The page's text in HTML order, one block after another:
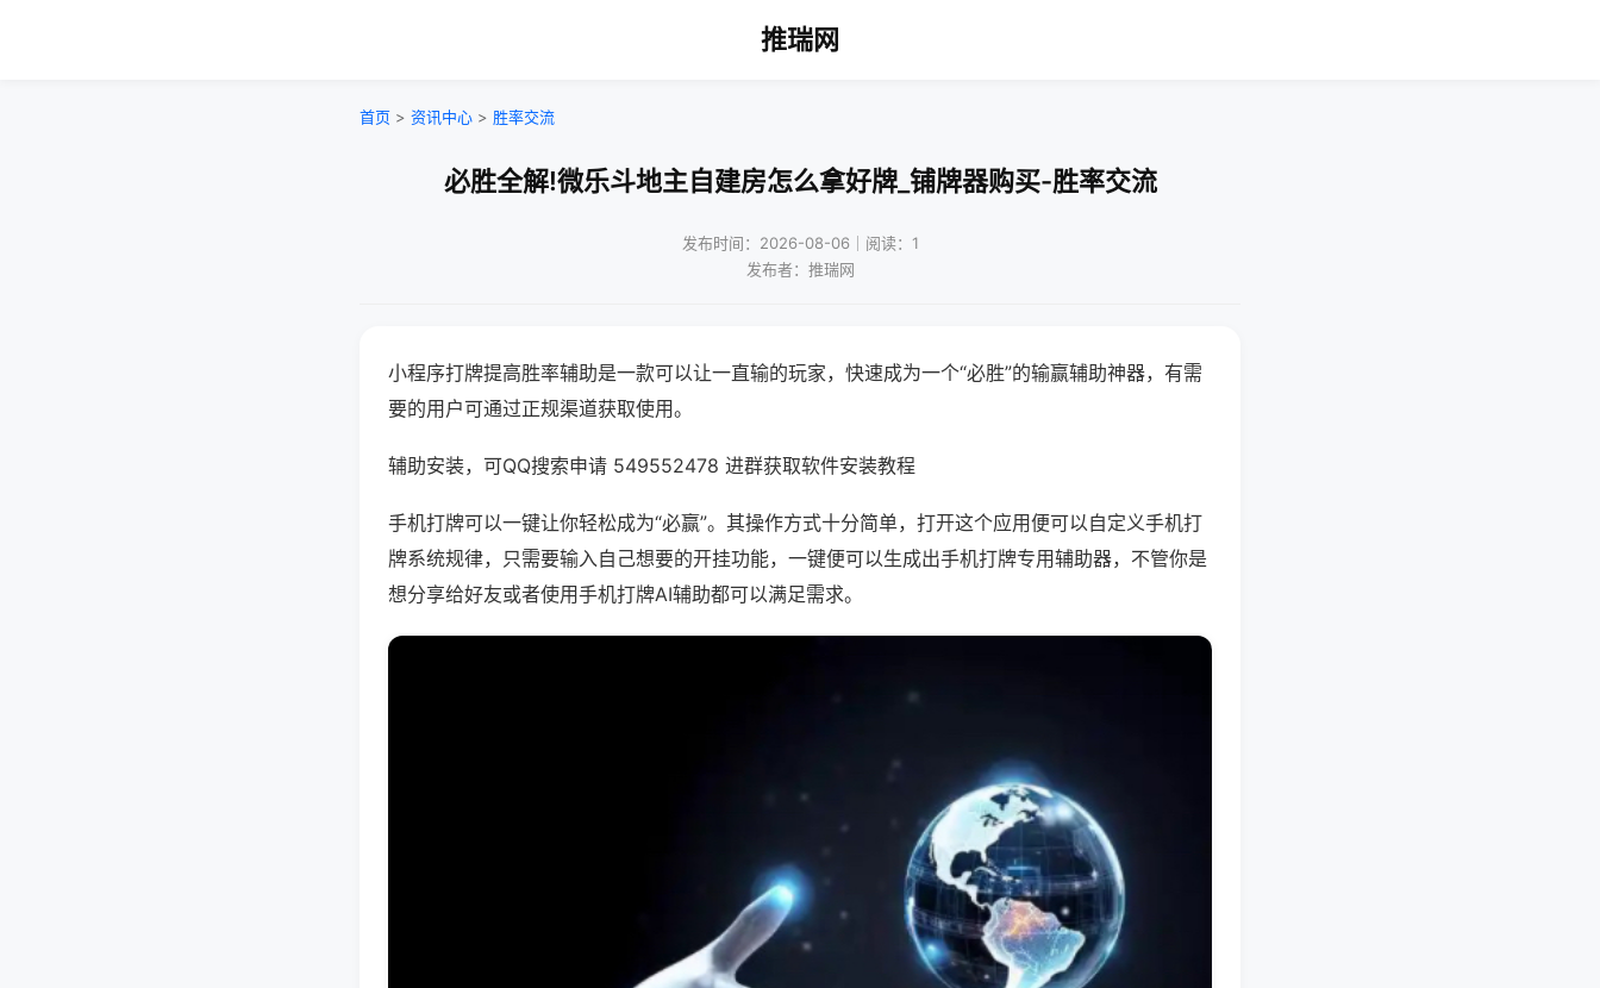
推瑞网
首页 > 资讯中心 > 胜率交流
必胜全解!微乐斗地主自建房怎么拿好牌_铺牌器购买-胜率交流
发布时间：2026-08-06｜阅读：1
发布者：推瑞网
小程序打牌提高胜率辅助是一款可以让一直输的玩家，快速成为一个“必胜”的输赢辅助神器，有需
要的用户可通过正规渠道获取使用。
辅助安装，可QQ搜索申请 549552478 进群获取软件安装教程
手机打牌可以一键让你轻松成为“必赢”。其操作方式十分简单，打开这个应用便可以自定义手机打
牌系统规律，只需要输入自己想要的开挂功能，一键便可以生成出手机打牌专用辅助器，不管你是
想分享给好友或者使用手机打牌AI辅助都可以满足需求。